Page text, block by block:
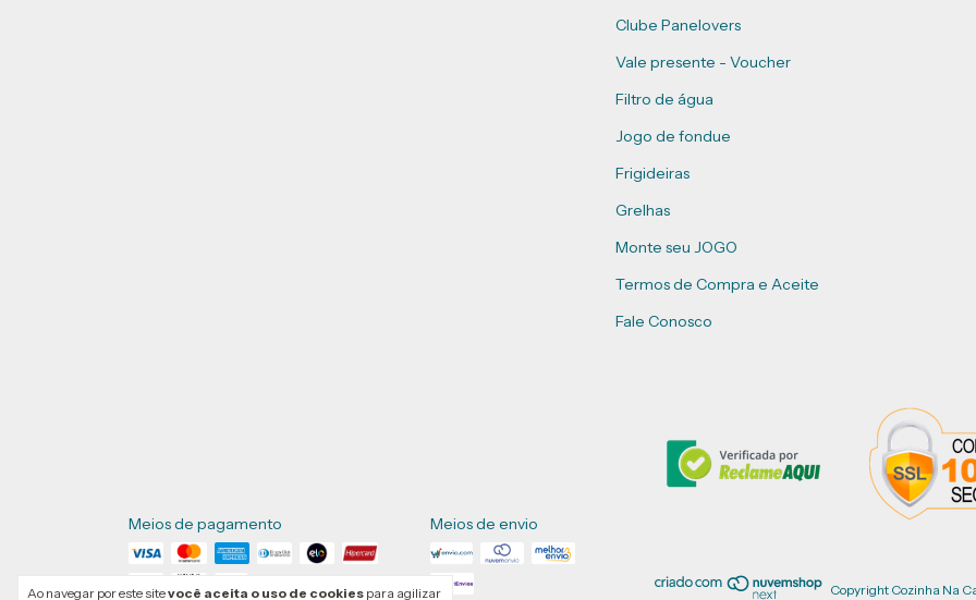
Ao navegar por este sitevocê aceita o uso de cookies para agilizar
Clube Panelovers
Vale presente - Voucher
Filtro de água
Jogo de fondue
Frigideiras
Grelhas
Monte seu JOGO
Termos de Compra e Aceite
Fale Conosco
Meios de pagamento Meios de envio
Copyright Cozinha Na